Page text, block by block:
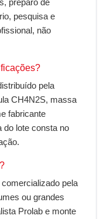
pesquisa e
não
pela
CH4N2S, massa
fabricante
do lote consta no
pela
ou grandes
Prolab e monte